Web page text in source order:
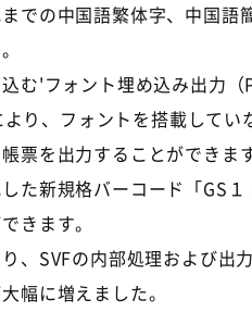
での中国語繁体字、中国
む'フォント埋め込み出力
り、フォントを搭載して
票を出力することができます
た新規格バーコード「
きます。
、SVFの内部処理および
幅に増えました。